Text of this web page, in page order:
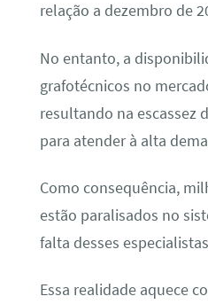
relação a dezembro de
No entanto, a
grafotécnicos no
resultando na escassez
para atender à alta
Como consequência,
estão paralisados no
falta desses
Essa realidade aquece